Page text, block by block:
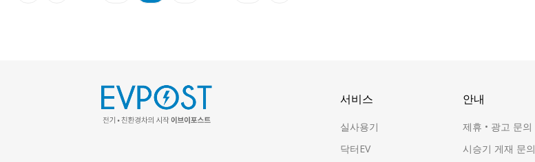
서비스
실사용기
닥터EV
안내
제휴 • 광고 문의
시승기 게재 문의